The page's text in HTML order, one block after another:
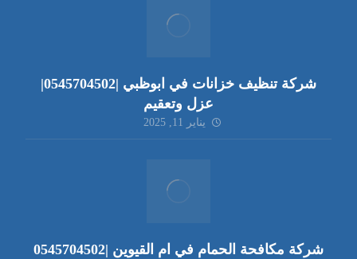
شركة تنظيف خزانات في ابوظبي |0545704502|
عزل وتعقيم
يناير 11, 2025
شركة مكافحة الحمام في ام القيوين |0545704502